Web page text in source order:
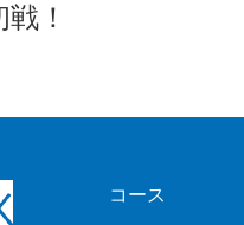
戦！
コース